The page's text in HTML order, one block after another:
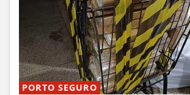
PORTO SEGURO